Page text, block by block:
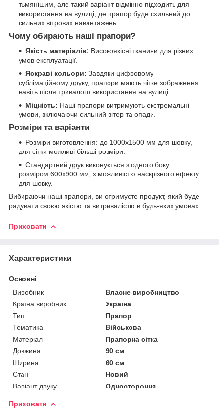
тьмянішим, але такий варіант відмінно підходить для
використання на вулиці, де прапор буде схильний до
сильних вітрових навантажень.
Чому обирають наші прапори?
Якість матеріалів: Високоякісні тканини для різних
умов експлуатації.
Яскраві кольори: Завдяки цифровому
сублімаційному друку, прапори мають чітке зображення
навіть після тривалого використання на вулиці.
Міцність: Наші прапори витримують екстремальні
умови, включаючи сильний вітер та опади.
Розміри та варіанти
Розміри виготовлення: до 1000х1500 мм для шовку,
для сітки можливі більші розміри.
Стандартний друк виконується з одного боку
розміром 600х900 мм, з можливістю наскрізного ефекту
для шовку.
Вибираючи наші прапори, ви отримуєте продукт, який буде
радувати своєю якістю та витривалістю в будь-яких умовах.
Приховати
Характеристики
Основні
Виробник
Власне виробництво
Країна виробник
Україна
Тип
Прапор
Тематика
Військова
Матеріал
Прапорна сітка
Довжина
90 см
Ширина
60 см
Стан
Новий
Варіант друку
Одностороння
Приховати